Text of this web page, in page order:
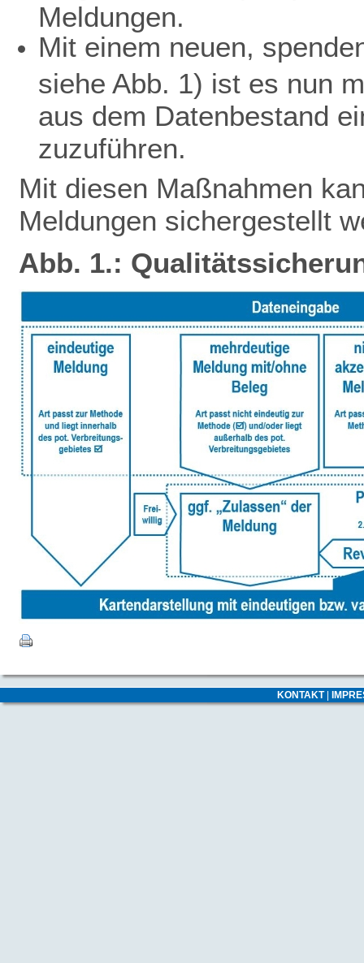
Meldungen.
Mit einem neuen,
siehe Abb. 1) ist es nun
aus dem Datenbestand
zuzuführen.
Mit diesen Maßnahmen
Meldungen sichergestellt
Abb. 1.:
KONTAKT|